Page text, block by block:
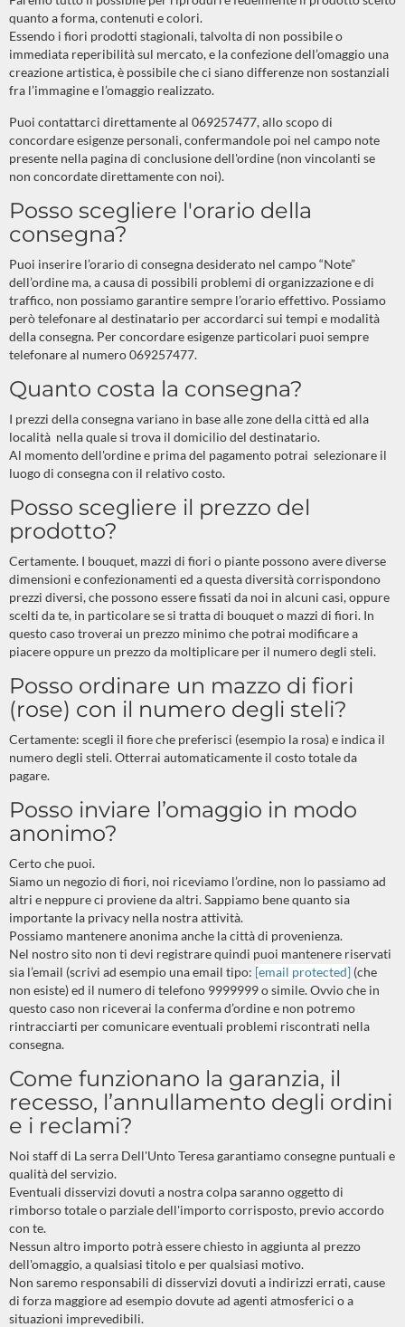
quanto a forma, contenuti e colori.
Essendo i fiori prodotti stagionali, talvolta di non possibile o
immediata reperibilità sul mercato, e la confezione dell’omaggio una
creazione artistica, è possibile che ci siano differenze non sostanziali
fra l’immagine e l’omaggio realizzato.
Puoi contattarci direttamente al 069257477, allo scopo di
concordare esigenze personali, confermandole poi nel campo note
presente nella pagina di conclusione dell'ordine (non vincolanti se
non concordate direttamente con noi).
Posso scegliere l'orario della
consegna?
Puoi inserire l’orario di consegna desiderato nel campo “Note”
dell’ordine ma, a causa di possibili problemi di organizzazione e di
traffico, non possiamo garantire sempre l’orario effettivo. Possiamo
però telefonare al destinatario per accordarci sui tempi e modalità
della consegna. Per concordare esigenze particolari puoi sempre
telefonare al numero 069257477.
Quanto costa la consegna?
I prezzi della consegna variano in base alle zone della città ed alla
località nella quale si trova il domicilio del destinatario.
Al momento dell'ordine e prima del pagamento potrai selezionare il
luogo di consegna con il relativo costo.
Posso scegliere il prezzo del
prodotto?
Certamente. I bouquet, mazzi di fiori o piante possono avere diverse
dimensioni e confezionamenti ed a questa diversità corrispondono
prezzi diversi, che possono essere fissati da noi in alcuni casi, oppure
scelti da te, in particolare se si tratta di bouquet o mazzi di fiori. In
questo caso troverai un prezzo minimo che potrai modificare a
piacere oppure un prezzo da moltiplicare per il numero degli steli.
Posso ordinare un mazzo di fiori
(rose) con il numero degli steli?
Certamente: scegli il fiore che preferisci (esempio la rosa) e indica il
numero degli steli. Otterrai automaticamente il costo totale da
pagare.
Posso inviare l’omaggio in modo
anonimo?
Certo che puoi.
Siamo un negozio di fiori, noi riceviamo l’ordine, non lo passiamo ad
altri e neppure ci proviene da altri. Sappiamo bene quanto sia
importante la privacy nella nostra attività.
Possiamo mantenere anonima anche la città di provenienza.
Nel nostro sito non ti devi registrare quindi puoi mantenere riservati
sia l’email (scrivi ad esempio una email tipo: [email protected] (che
non esiste) ed il numero di telefono 9999999 o simile. Ovvio che in
questo caso non riceverai la conferma d’ordine e non potremo
rintracciarti per comunicare eventuali problemi riscontrati nella
consegna.
Come funzionano la garanzia, il
recesso, l’annullamento degli ordini
e i reclami?
Noi staff di La serra Dell'Unto Teresa garantiamo consegne puntuali e
qualità del servizio.
Eventuali disservizi dovuti a nostra colpa saranno oggetto di
rimborso totale o parziale dell'importo corrisposto, previo accordo
con te.
Nessun altro importo potrà essere chiesto in aggiunta al prezzo
dell'omaggio, a qualsiasi titolo e per qualsiasi motivo.
Non saremo responsabili di disservizi dovuti a indirizzi errati, cause
di forza maggiore ad esempio dovute ad agenti atmosferici o a
situazioni imprevedibili.